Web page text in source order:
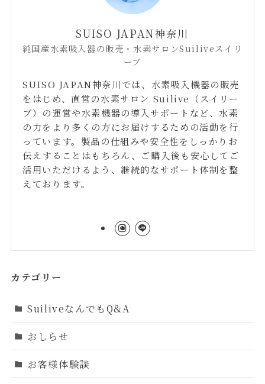
SUISO JAPAN神奈川
純国産水素吸入器の販売・水素サロンSuiliveスイリ
ーブ
SUISO JAPAN神奈川では、水素吸入機器の販売
をはじめ、直営の水素サロン Suilive（スイリー
ブ）の運営や水素機器の導入サポートなど、水素
の力をより多くの方にお届けするための活動を行
っています。製品の仕組みや安全性をしっかりお
伝えすることはもちろん、ご購入後も安心してご
活用いただけるよう、継続的なサポート体制を整
えております。
カテゴリー
SuiliveなんでもQ&A
おしらせ
お客様体験談